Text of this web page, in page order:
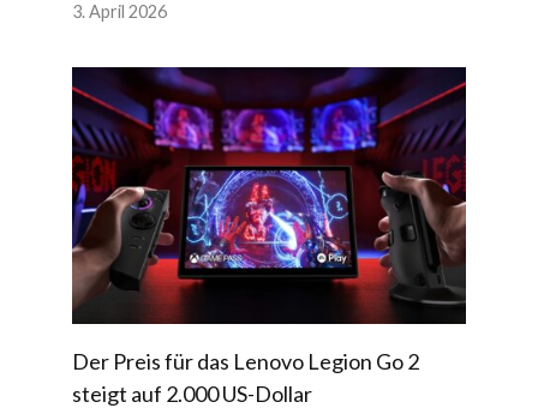
3. April 2026
Der Preis für das Lenovo Legion Go 2
steigt auf 2.000 US-Dollar